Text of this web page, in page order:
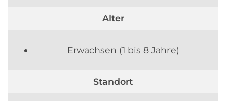
Alter
Erwachsen (1 bis 8 Jahre)
Standort